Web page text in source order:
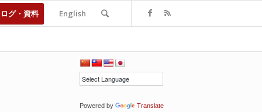
グ・資料 English
Powered by Translate